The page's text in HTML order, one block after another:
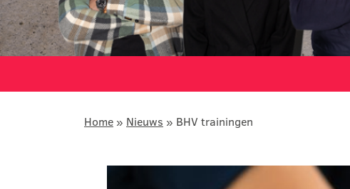
Home » Nieuws » BHV trainingen